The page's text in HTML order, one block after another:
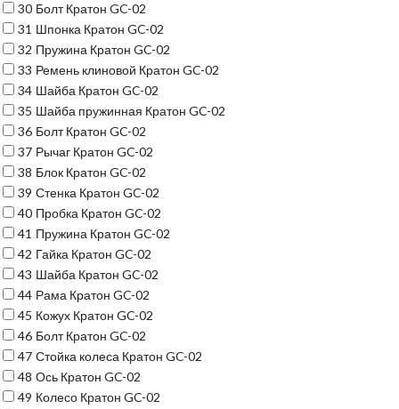
30 Болт Кратон GC-02
31 Шпонка Кратон GC-02
32 Пружина Кратон GC-02
33 Ремень клиновой Кратон GC-02
34 Шайба Кратон GC-02
35 Шайба пружинная Кратон GC-02
36 Болт Кратон GC-02
37 Рычаг Кратон GC-02
38 Блок Кратон GC-02
39 Стенка Кратон GC-02
40 Пробка Кратон GC-02
41 Пружина Кратон GC-02
42 Гайка Кратон GC-02
43 Шайба Кратон GC-02
44 Рама Кратон GC-02
45 Кожух Кратон GC-02
46 Болт Кратон GC-02
47 Стойка колеса Кратон GC-02
48 Ось Кратон GC-02
49 Колесо Кратон GC-02